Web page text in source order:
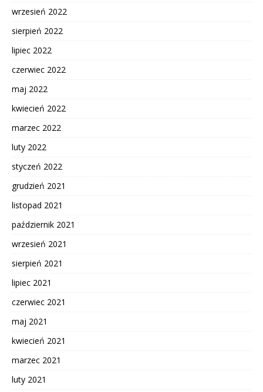
wrzesień 2022
sierpień 2022
lipiec 2022
czerwiec 2022
maj 2022
kwiecień 2022
marzec 2022
luty 2022
styczeń 2022
grudzień 2021
listopad 2021
październik 2021
wrzesień 2021
sierpień 2021
lipiec 2021
czerwiec 2021
maj 2021
kwiecień 2021
marzec 2021
luty 2021